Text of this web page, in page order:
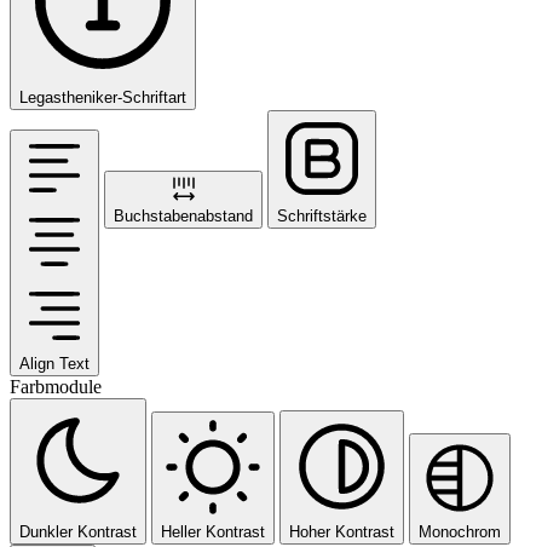
Legastheniker-Schriftart
Align Text
Buchstabenabstand Schriftstärke
Farbmodule
Dunkler Kontrast Heller Kontrast Hoher Kontrast Monochrom